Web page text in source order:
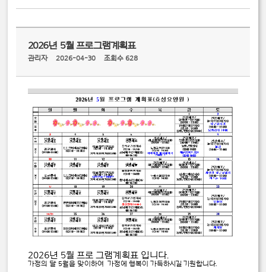
2026년 5월 프로그램계획표
관리자 2026-04-30 조회수 628
2026년 5월 프로 그램계획표 입니다.
가정의 달 5월을 맞이하여 가정에 행복이 가득하시길 기원합니다.